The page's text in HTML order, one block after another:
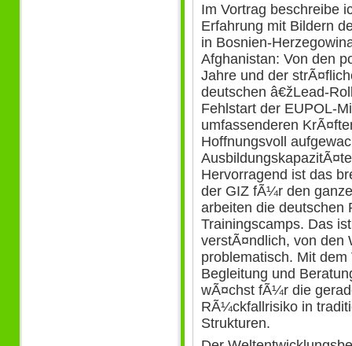
Im Vortrag beschreibe
Erfahrung mit Bildern
in Bosnien-
Afghanistan: Von den
Jahre und der
deutschen â€žLead-
Fehlstart der EUPOL-
umfassenderen
Hoffnungsvoll
Hervorragend ist das
der GIZ fÃ¼r den
arbeiten die deutschen
Trainingscamps. Das
verstÃ¤ndlich, von den
problematisch. Mit
Begleitung und
wÃ¤chst fÃ¼r die
RÃ¼ckfallrisiko in
Strukturen.